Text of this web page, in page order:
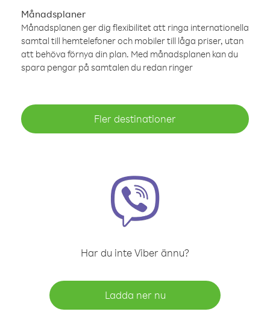
Månadsplaner
Månadsplanen ger dig flexibilitet att ringa internationella
samtal till hemtelefoner och mobiler till låga priser, utan
att behöva förnya din plan. Med månadsplanen kan du
spara pengar på samtalen du redan ringer
Fler destinationer
Har du inte Viber ännu?
Ladda ner nu